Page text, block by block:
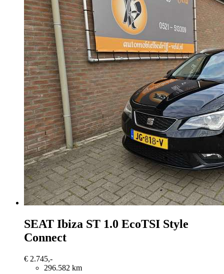
SEAT Ibiza ST 1.0 EcoTSI Style
Connect
€ 2.745,-
296.582 km